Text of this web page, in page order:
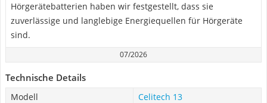
Hörgerätebatterien haben wir festgestellt, dass sie
zuverlässige und langlebige Energiequellen für Hörgeräte
sind.
07/2026
Technische Details
Modell
Celitech 13